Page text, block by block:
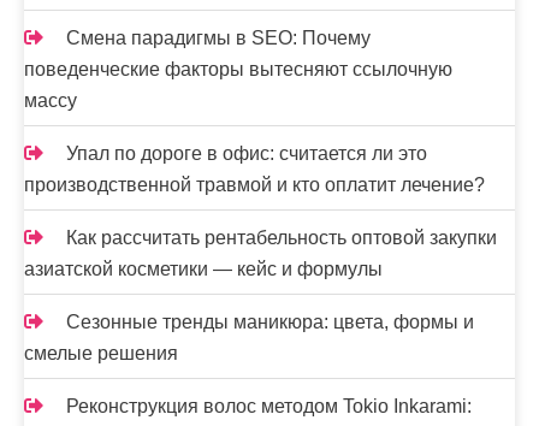
Смена парадигмы в SEO: Почему
поведенческие факторы вытесняют ссылочную
массу
Упал по дороге в офис: считается ли это
производственной травмой и кто оплатит лечение?
Как рассчитать рентабельность оптовой закупки
азиатской косметики — кейс и формулы
Сезонные тренды маникюра: цвета, формы и
смелые решения
Реконструкция волос методом Tokio Inkarami: